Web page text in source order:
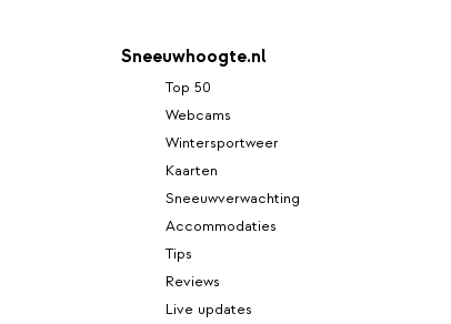
Sneeuwhoogte.nl
Top 50
Webcams
Wintersportweer
Kaarten
Sneeuwverwachting
Accommodaties
Tips
Reviews
Live updates